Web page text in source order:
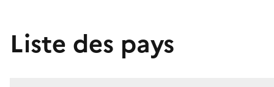
Liste des pays